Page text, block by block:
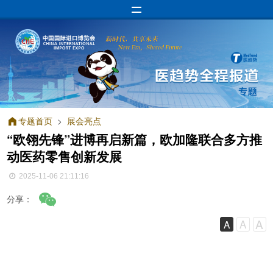
专题首页 > 展会亮点
“欧翎先锋”进博再启新篇，欧加隆联合多方推
动医药零售创新发展
2025-11-06 21:11:16
分享：
A A A